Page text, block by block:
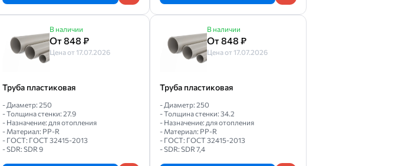
В наличии
От 848 ₽
Цена от 17.07.2026
Труба пластиковая
- Диаметр: 250
- Толщина стенки: 27.9
- Назначение: для отопления
- Материал: PP-R
- ГОСТ: ГОСТ 32415-2013
- SDR: SDR 9
В наличии
От 848 ₽
Цена от 17.07.2026
Труба пластиковая
- Диаметр: 250
- Толщина стенки: 34.2
- Назначение: для отопления
- Материал: PP-R
- ГОСТ: ГОСТ 32415-2013
- SDR: SDR 7,4